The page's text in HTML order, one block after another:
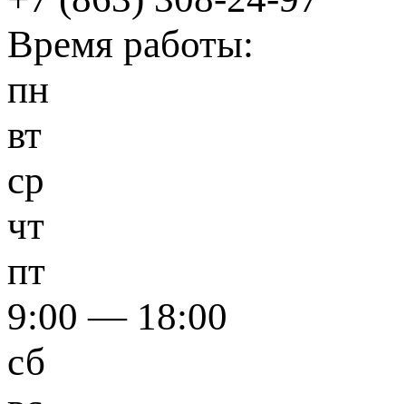
Время работы:
пн
вт
ср
чт
пт
9:00 — 18:00
сб